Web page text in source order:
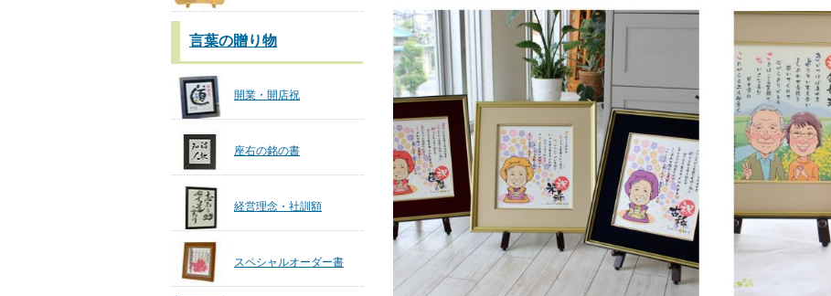
言葉の贈り物
開業・開店祝
座右の銘の書
経営理念・社訓額
スペシャルオーダー書